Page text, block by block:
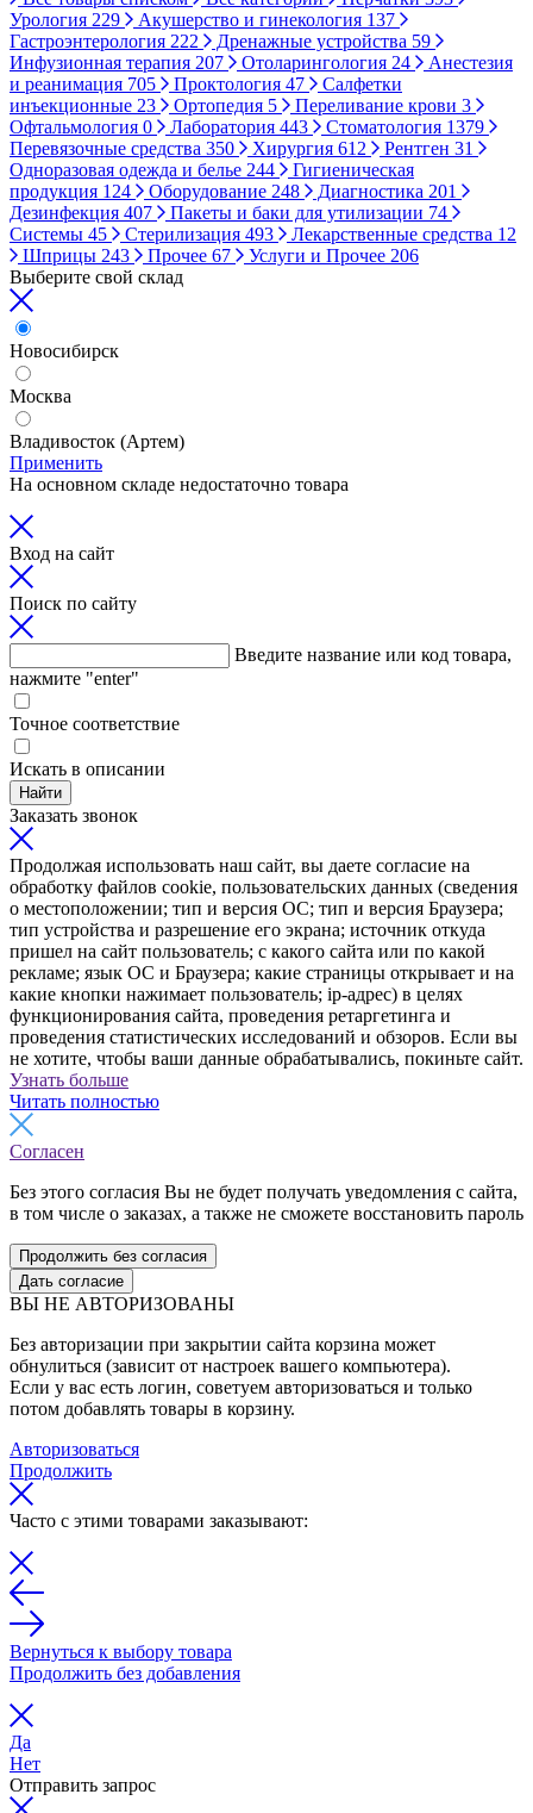
Урология 229 Акушерство и гинекология 137
Гастроэнтерология 222 Дренажные устройства 59
Инфузионная терапия 207 Отоларингология 24
Анестезия
и реанимация 705 Проктология 47
Салфетки
инъекционные 23 Ортопедия 5 Переливание крови 3
Офтальмология 0 Лаборатория 443 Стоматология 1379
Перевязочные средства 350 Хирургия 612 Рентген 31
Одноразовая одежда и белье 244
Гигиеническая
продукция 124 Оборудование 248 Диагностика 201
Дезинфекция 407 Пакеты и баки для утилизации 74
Системы 45 Стерилизация 493 Лекарственные средства 12
Шприцы 243 Прочее 67 Услуги и Прочее 206
Выберите свой склад
Новосибирск
Москва
Владивосток (Артем)
Применить
На основном складе недостаточно товара
Вход на сайт
Поиск по сайту
Введите название или код товара,
нажмите "enter"
Точное соответствие
Искать в описании
Найти
Заказать звонок
Продолжая использовать наш сайт, вы даете согласие на
обработку файлов cookie, пользовательских данных (сведения
о местоположении; тип и версия ОС; тип и версия Браузера;
тип устройства и разрешение его экрана; источник откуда
пришел на сайт пользователь; с какого сайта или по какой
рекламе; язык ОС и Браузера; какие страницы открывает и на
какие кнопки нажимает пользователь; ip-адрес) в целях
функционирования сайта, проведения ретаргетинга и
проведения статистических исследований и обзоров. Если вы
не хотите, чтобы ваши данные обрабатывались, покиньте сайт.
Узнать больше
Читать полностью
Согласен
Без этого согласия Вы не будет получать уведомления с сайта,
в том числе о заказах, а также не сможете восстановить пароль
Продолжить без согласия
Дать согласие
ВЫ НЕ АВТОРИЗОВАНЫ
Без авторизации при закрытии сайта корзина может
обнулиться (зависит от настроек вашего компьютера).
Если у вас есть логин, советуем авторизоваться и только
потом добавлять товары в корзину.
Авторизоваться
Продолжить
Часто с этими товарами заказывают:
Вернуться к выбору товара
Продолжить без добавления
Да
Нет
Отправить запрос